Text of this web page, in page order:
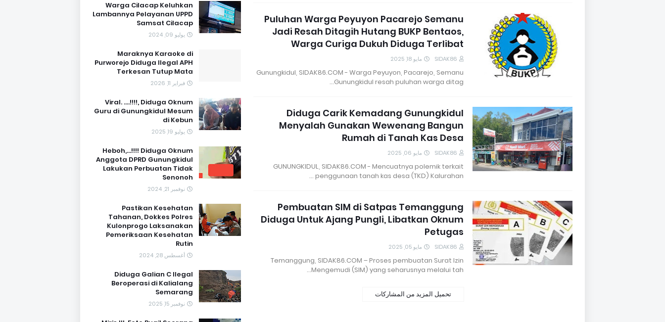
Puluhan Warga Peyuyon Pacarejo Semanu
Jadi Resah Ditagih Hutang BUKP Bentaos,
Warga Curiga Dukuh Diduga Terlibat
SIDAK86 مايو 18, 2025
Gunungkidul, SIDAK86.COM - Warga Peyuyon, Pacarejo, Semanu
Gunungkidul resah puluhan warga ditag…
Diduga Carik Kemadang Gunungkidul
Menyalah Gunakan Wewenang Bangun
Rumah di Tanah Kas Desa
SIDAK86 مايو 06, 2025
GUNUNGKIDUL, SIDAK86.COM - Mencuatnya polemik terkait
penggunaan tanah kas desa (TKD) Kalurahan …
Pembuatan SIM di Satpas Temanggung
Diduga Untuk Ajang Pungli, Libatkan Oknum
Petugas
SIDAK86 مايو 05, 2025
Temanggung, SIDAK86.COM – Proses pembuatan Surat Izin
Mengemudi (SIM) yang seharusnya melalui tah…
تحميل المزيد من المشاركات
Warga Cilacap Keluhkan
Lambannya Pelayanan UPPD
Samsat Cilacap
يوليو 09, 2024
Maraknya Karaoke di
Purworejo Diduga Ilegal APH
Terkesan Tutup Mata
فبراير 11, 2026
Viral. ....!!!!, Diduga Oknum
Guru di Gunungkidul Mesum
di Kebun
يوليو 19, 2025
Heboh,...!!!! Diduga Oknum
Anggota DPRD Gunungkidul
Lakukan Perbuatan Tidak
Senonoh
نوفمبر 21, 2024
Pastikan Kesehatan
Tahanan, Dokkes Polres
Kulonprogo Laksanakan
Pemeriksaan Kesehatan
Rutin
أغسطس 28, 2024
Diduga Galian C Ilegal
Beroperasi di Kalialang
Semarang
نوفمبر 15, 2025